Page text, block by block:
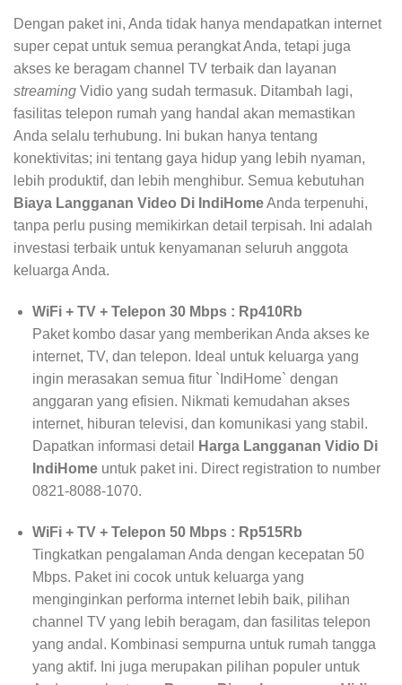
Dengan paket ini, Anda tidak hanya mendapatkan internet
super cepat untuk semua perangkat Anda, tetapi juga
akses ke beragam channel TV terbaik dan layanan
streaming Vidio yang sudah termasuk. Ditambah lagi,
fasilitas telepon rumah yang handal akan memastikan
Anda selalu terhubung. Ini bukan hanya tentang
konektivitas; ini tentang gaya hidup yang lebih nyaman,
lebih produktif, dan lebih menghibur. Semua kebutuhan
Biaya Langganan Video Di IndiHomeAnda terpenuhi,
tanpa perlu pusing memikirkan detail terpisah. Ini adalah
investasi terbaik untuk kenyamanan seluruh anggota
keluarga Anda.
WiFi + TV + Telepon 30 Mbps : Rp410Rb
Paket kombo dasar yang memberikan Anda akses ke
internet, TV, dan telepon. Ideal untuk keluarga yang
ingin merasakan semua fitur `IndiHome` dengan
anggaran yang efisien. Nikmati kemudahan akses
internet, hiburan televisi, dan komunikasi yang stabil.
Dapatkan informasi detail
Harga Langganan Vidio Di
IndiHomeuntuk paket ini. Direct registration to number
0821-8088-1070.
WiFi + TV + Telepon 50 Mbps : Rp515Rb
Tingkatkan pengalaman Anda dengan kecepatan 50
Mbps. Paket ini cocok untuk keluarga yang
menginginkan performa internet lebih baik, pilihan
channel TV yang lebih beragam, dan fasilitas telepon
yang andal. Kombinasi sempurna untuk rumah tangga
yang aktif. Ini juga merupakan pilihan populer untuk